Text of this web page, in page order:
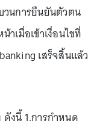
วนการยืนยันตัวตน
เมื่อเข้าเงื่อนไขที่
เสร็จสิ้นแล้ว
ดังนี้ 1.การกำหนด